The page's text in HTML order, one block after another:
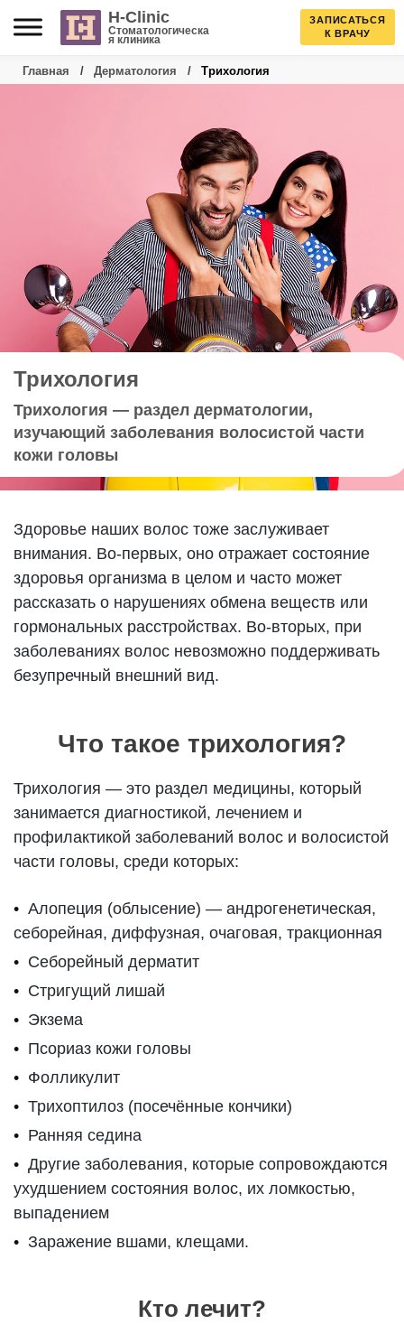
Skip
content
H-Clinic
Стоматологическа
я клиника
ЗАПИСАТЬСЯ
К ВРАЧУ
Главная / Дерматология / Трихология
Трихология
Трихология — раздел дерматологии,
изучающий заболевания волосистой части
кожи головы
Здоровье наших волос тоже заслуживает
внимания. Во-первых, оно отражает состояние
здоровья организма в целом и часто может
рассказать о нарушениях обмена веществ или
гормональных расстройствах. Во-вторых, при
заболеваниях волос невозможно поддерживать
безупречный внешний вид.
Что такое трихология?
Трихология — это раздел медицины, который
занимается диагностикой, лечением и
профилактикой заболеваний волос и волосистой
части головы, среди которых:
Алопеция (облысение) — андрогенетическая,
себорейная, диффузная, очаговая, тракционная
Себорейный дерматит
Стригущий лишай
Экзема
Псориаз кожи головы
Фолликулит
Трихоптилоз (посечённые кончики)
Ранняя седина
Другие заболевания, которые сопровождаются
ухудшением состояния волос, их ломкостью,
выпадением
Заражение вшами, клещами.
Кто лечит?